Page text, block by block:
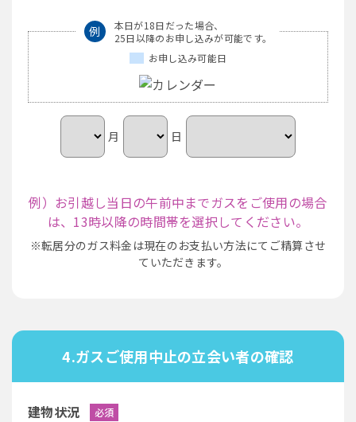
例
本日が18日だった場合、
25日以降のお申し込みが可能です。
お申し込み可能日
月 日
例）お引越し当日の午前中までガスをご使用の場合
は、13時以降の時間帯を選択してください。
※転居分のガス料金は現在のお支払い方法にてご精算させ
ていただきます。
4.ガスご使用中止の立会い者の確認
建物状況 必須